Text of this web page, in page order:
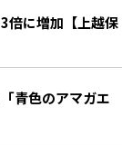
青色のアマガエ